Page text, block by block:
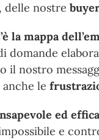
delle nostre
la mappa
domande
il nostro
anche le
ed
e